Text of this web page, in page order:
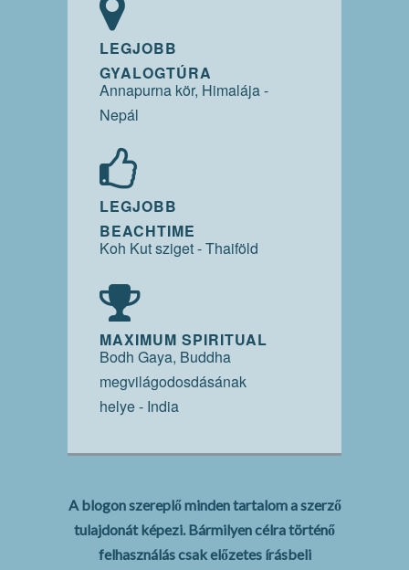
LEGJOBB
GYALOGTÚRA
Annapurna kör, Himalája -
Nepál
LEGJOBB
BEACHTIME
Koh Kut sziget - Thaiföld
MAXIMUM SPIRITUAL
Bodh Gaya, Buddha
megvilágodosdásának
helye - India
A blogon szereplő minden tartalom a szerző
tulajdonát képezi. Bármilyen célra történő
felhasználás csak előzetes írásbeli